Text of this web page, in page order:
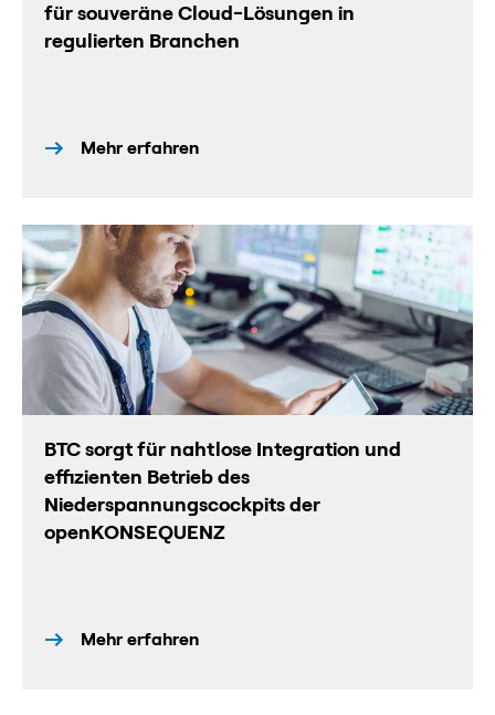
für souveräne Cloud-Lösungen in
regulierten Branchen
Mehr erfahren
BTC sorgt für nahtlose Integration und
effizienten Betrieb des
Niederspannungscockpits der
openKONSEQUENZ
Mehr erfahren